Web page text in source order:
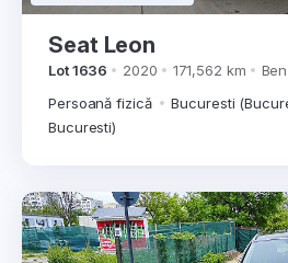
Seat Leon
Lot 1636 2020 171,562 km
Persoană fizică
Bucuresti
Bucuresti)